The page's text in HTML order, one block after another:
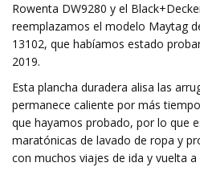
Rowenta DW9280 y el
reemplazamos el modelo Maytag
13102, que habíamos estado
2019.
Esta plancha duradera alisa las
permanece caliente por más
que hayamos probado, por lo que
maratónicas de lavado de ropa y
con muchos viajes de ida y vuelta